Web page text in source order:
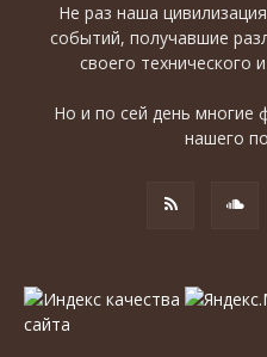
Не раз наша
событий, получавшие
своего технического
Но и по сей день многие
нашего